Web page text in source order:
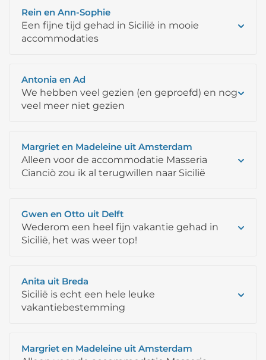
Rein en Ann-Sophie
Een fijne tijd gehad in Sicilië in mooie
accommodaties
Antonia en Ad
We hebben veel gezien (en geproefd) en nog
veel meer niet gezien
Margriet en Madeleine uit Amsterdam
Alleen voor de accommodatie Masseria
Cianciò zou ik al terugwillen naar Sicilië
Gwen en Otto uit Delft
Wederom een heel fijn vakantie gehad in
Sicilië, het was weer top!
Anita uit Breda
Sicilië is echt een hele leuke
vakantiebestemming
Margriet en Madeleine uit Amsterdam